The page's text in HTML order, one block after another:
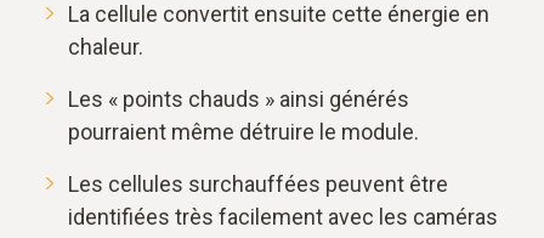
La cellule convertit ensuite cette énergie en
chaleur.
Les « points chauds » ainsi générés
pourraient même détruire le module.
Les cellules surchauffées peuvent être
identifiées très facilement avec les caméras